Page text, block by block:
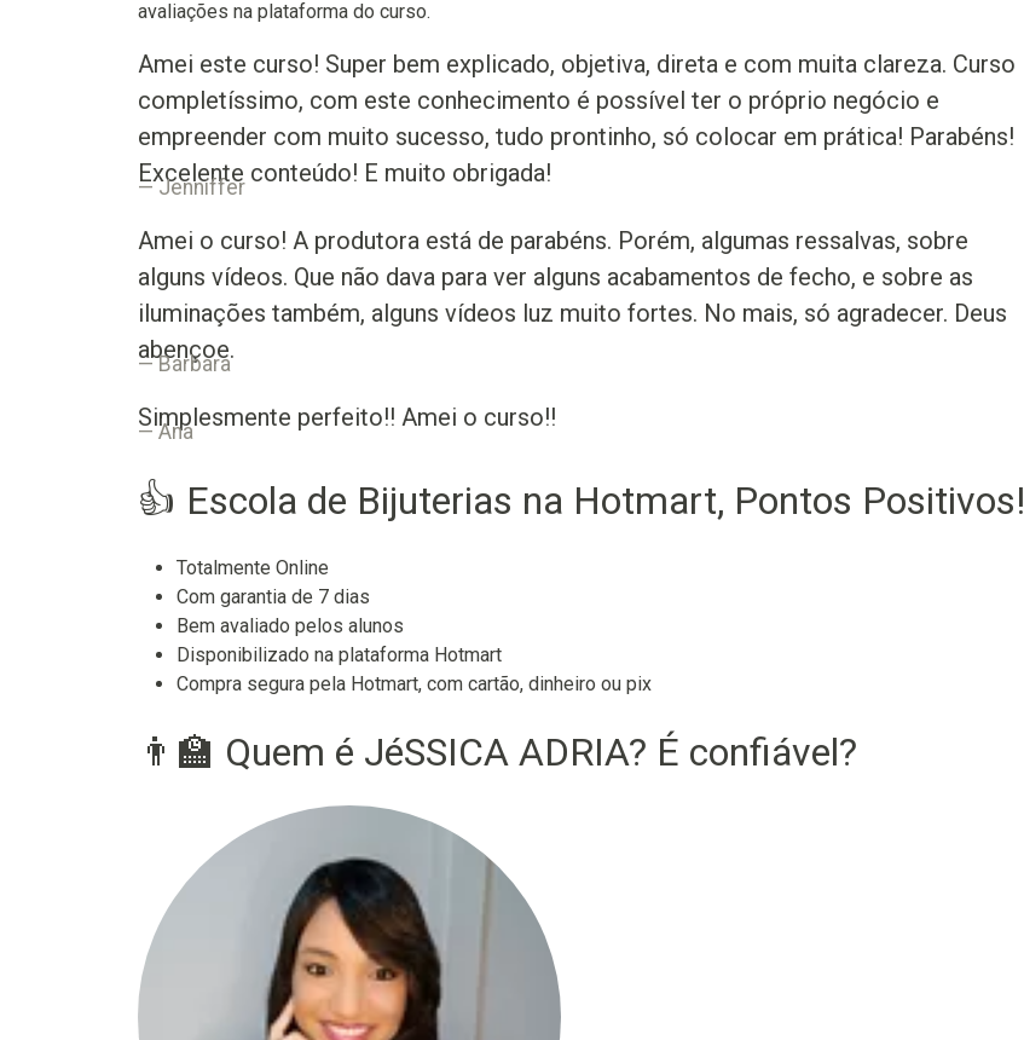
avaliações na plataforma do curso.
Amei este curso! Super bem explicado, objetiva, direta e com muita clareza. Curso
completíssimo, com este conhecimento é possível ter o próprio negócio e
empreender com muito sucesso, tudo prontinho, só colocar em prática! Parabéns!
Excelente conteúdo! E muito obrigada!
Jenniffer
Amei o curso! A produtora está de parabéns. Porém, algumas ressalvas, sobre
alguns vídeos. Que não dava para ver alguns acabamentos de fecho, e sobre as
iluminações também, alguns vídeos luz muito fortes. No mais, só agradecer. Deus
abençoe.
Barbara
Simplesmente perfeito!! Amei o curso!!
Ana
👍 Escola de Bijuterias na Hotmart, Pontos Positivos!
Totalmente Online
Com garantia de 7 dias
Bem avaliado pelos alunos
Disponibilizado na plataforma Hotmart
Compra segura pela Hotmart, com cartão, dinheiro ou pix
👨‍🏫 Quem é JéSSICA ADRIA? É confiável?